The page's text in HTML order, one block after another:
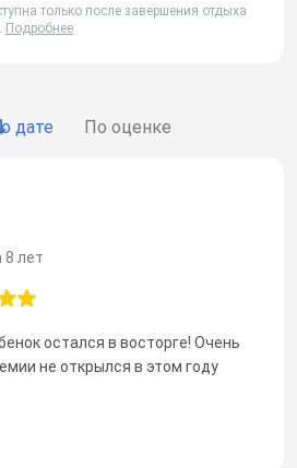
дате По оценке
8 лет
остался в восторге! Очень
не открылся в этом году
только после завершения отдыха
Подробнее